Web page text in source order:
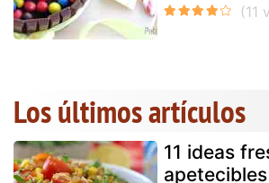
Los últimos artículos
11 ideas